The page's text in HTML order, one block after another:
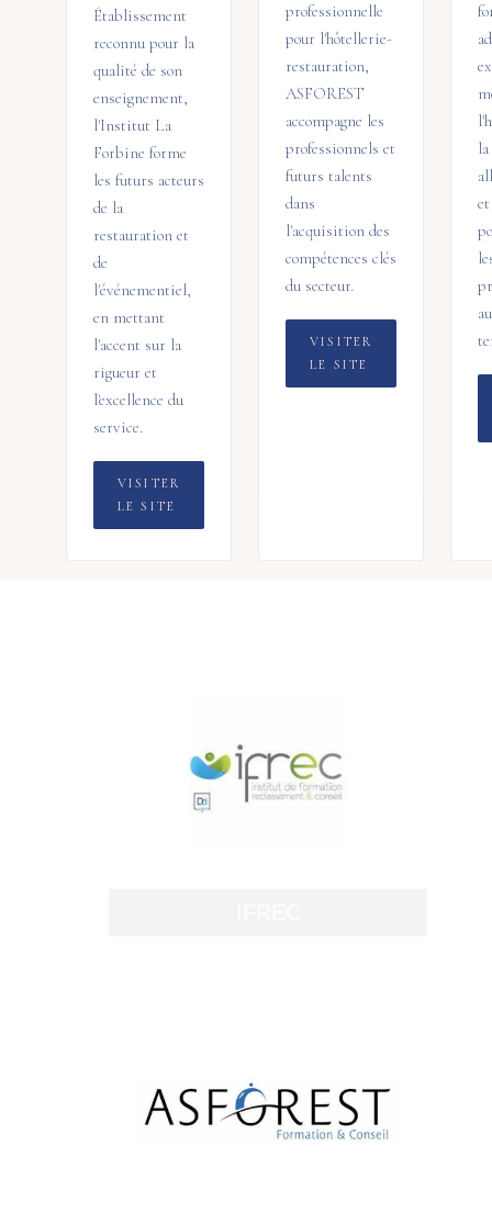
Établissement
reconnu pour la
qualité de son
enseignement,
l'Institut La
Forbine forme
les futurs acteurs
de la
restauration et
de
l'événementiel,
en mettant
l'accent sur la
rigueur et
l'excellence du
service.
VISITER
LE SITE
professionnelle
pour l'hôtellerie-
restauration,
ASFOREST
accompagne les
professionnels et
futurs talents
dans
l'acquisition des
compétences clés
du secteur.
VISITER
LE SITE
Passion Maître d'Hôtel est un
organisme de formation certifié